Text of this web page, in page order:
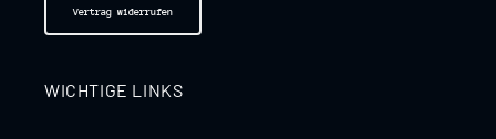
Vertrag widerrufen
WICHTIGE LINKS